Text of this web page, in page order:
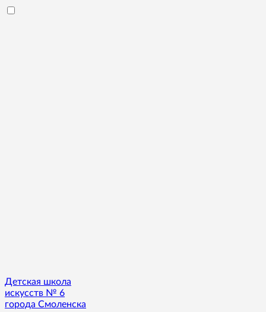
Детская школа
искусств № 6
города Смоленска